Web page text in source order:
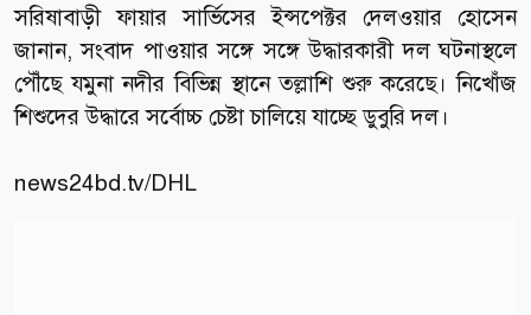
সরিষাবাড়ী ফায়ার সার্ভিসের ইন্সপেক্টর দেলওয়ার হোসেন
জানান, সংবাদ পাওয়ার সঙ্গে সঙ্গে উদ্ধারকারী দল ঘটনাস্থলে
পৌঁছে যমুনা নদীর বিভিন্ন স্থানে তল্লাশি শুরু করেছে। নিখোঁজ
শিশুদের উদ্ধারে সর্বোচ্চ চেষ্টা চালিয়ে যাচ্ছে ডুবুরি দল।
news24bd.tv/DHL